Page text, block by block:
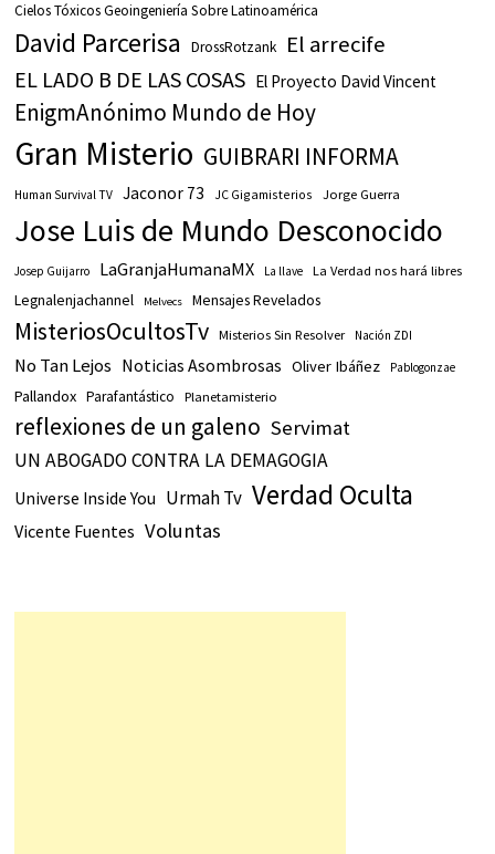
Cielos Tóxicos Geoingeniería Sobre Latinoamérica
David Parcerisa DrossRotzank El arrecife
EL LADO B DE LAS COSAS El Proyecto David Vincent
EnigmAnónimo Mundo de Hoy
Gran Misterio GUIBRARI INFORMA
Human Survival TV Jaconor 73 JC Gigamisterios Jorge Guerra
Jose Luis de Mundo Desconocido
Josep Guijarro LaGranjaHumanaMX La llave La Verdad nos hará libres
Legnalenjachannel Melvecs Mensajes Revelados
MisteriosOcultosTv Misterios Sin Resolver Nación ZDI
No Tan Lejos Noticias Asombrosas Oliver Ibáñez Pablogonzae
Pallandox Parafantástico Planetamisterio
reflexiones de un galeno Servimat
UN ABOGADO CONTRA LA DEMAGOGIA
Universe Inside You Urmah Tv Verdad Oculta
Vicente Fuentes Voluntas